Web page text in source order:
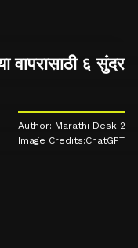
वापरासाठी ६ सुंदर
Author: Marathi Desk 2
Image Credits:ChatGPT